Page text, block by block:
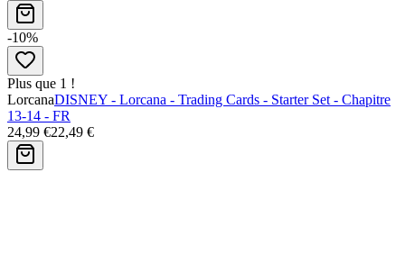
-10%
Plus que 1 !
LorcanaDISNEY - Lorcana - Trading Cards - Starter Set - Chapitre
13-14 - FR
24,99 €22,49 €